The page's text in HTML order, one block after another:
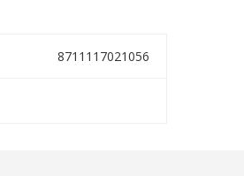
8711117021056